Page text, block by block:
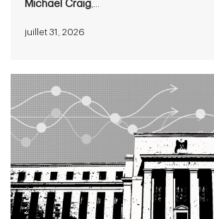
Michael Craig
juillet 31, 2026